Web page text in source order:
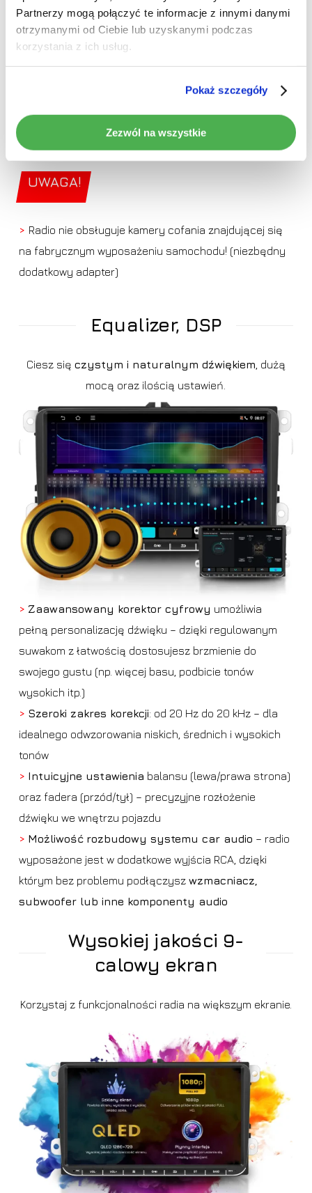
Partnerzy mogą połączyć te informacje z innymi danymi
otrzymanymi od Ciebie lub uzyskanymi podczas
korzystania z ich usług.
Pokaż szczegóły
Zezwól na wszystkie
spalaniu, przebiegu, temperaturze, stanie drzwi i więcej
(wymagane odpowiednie czujniki w pojeździe)
UWAGA!
> Radio nie obsługuje kamery cofania znajdującej się
na fabrycznym wyposażeniu samochodu! (niezbędny
dodatkowy adapter)
Equalizer, DSP
Ciesz się czystym i naturalnym dźwiękiem , dużą
mocą oraz ilością ustawień.
> Zaawansowany korektor cyfrowy umożliwia
pełną personalizację dźwięku – dzięki regulowanym
suwakom z łatwością dostosujesz brzmienie do
swojego gustu (np. więcej basu, podbicie tonów
wysokich itp.)
> Szeroki zakres korekcji: od 20 Hz do 20 kHz – dla
idealnego odwzorowania niskich, średnich i wysokich
tonów
> Intuicyjne ustawienia balansu (lewa/prawa strona)
oraz fadera (przód/tył) – precyzyjne rozłożenie
dźwięku we wnętrzu pojazdu
> Możliwość rozbudowy systemu car audio – radio
wyposażone jest w dodatkowe wyjścia RCA, dzięki
którym bez problemu podłączysz wzmacniacz,
subwoofer lub inne komponenty audio
Wysokiej jakości 9-
calowy ekran
Korzystaj z funkcjonalności radia na większym ekranie.